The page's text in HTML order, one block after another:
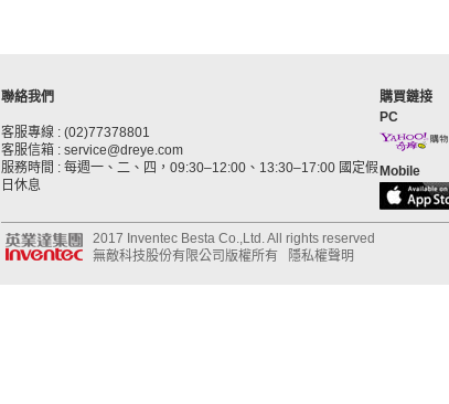
聯絡我們
客服專線 : (02)77378801
客服信箱 : service@dreye.com
服務時間 : 每週一、二、四，09:30–12:00、13:30–17:00 國定假
日休息
購買鏈接
PC
Mobile
2017 Inventec Besta Co.,Ltd. All rights reserved
無敵科技股份有限公司版權所有
隱私權聲明